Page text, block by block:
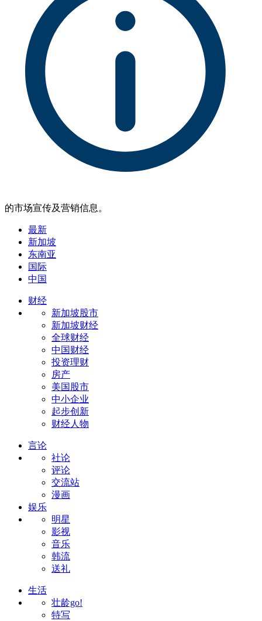
的市场宣传及营销信息。
最新
新加坡
东南亚
国际
中国
财经
新加坡股市
新加坡财经
全球财经
中国财经
投资理财
房产
美国股市
中小企业
起步创新
财经人物
言论
社论
评论
交流站
漫画
娱乐
明星
影视
音乐
韩流
送礼
生活
壮龄go!
特写